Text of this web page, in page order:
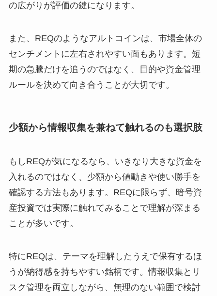
の広がりが評価の鍵になります。
また、REQのようなアルトコインは、市場全体の
センチメントに左右されやすい面もあります。短
期の急騰だけを追うのではなく、目的や資金管理
ルールを決めて向き合うことが大切です。
少額から情報収集を兼ねて触れるのも選択肢
もしREQが気になるなら、いきなり大きな資金を
入れるのではなく、少額から値動きや使い勝手を
確認する方法もあります。REQに限らず、暗号資
産投資では実際に触れてみることで理解が深まる
ことが多いです。
特にREQは、テーマを理解したうえで保有するほ
うが納得感を持ちやすい銘柄です。情報収集とリ
スク管理を両立しながら、無理のない範囲で検討